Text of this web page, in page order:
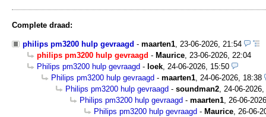
Complete draad:
philips pm3200 hulp gevraagd - maarten1, 23-06-2026, 21:54
philips pm3200 hulp gevraagd - Maurice, 23-06-2026, 22:04
Philips pm3200 hulp gevraagd - loek, 24-06-2026, 15:50
Philips pm3200 hulp gevraagd - maarten1, 24-06-2026, 18:38
Philips pm3200 hulp gevraagd - soundman2, 24-06-
Philips pm3200 hulp gevraagd - maarten1, 26-06-
Philips pm3200 hulp gevraagd - Maurice, 26-06-